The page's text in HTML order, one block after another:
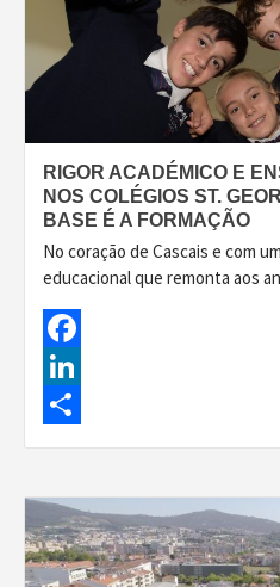
RIGOR ACADÉMICO E
NOS COLÉGIOS ST.
BASE É A FORMAÇÃO
No coração de Cascais e com
educacional que remonta aos
Facebook
LinkedIn
Share